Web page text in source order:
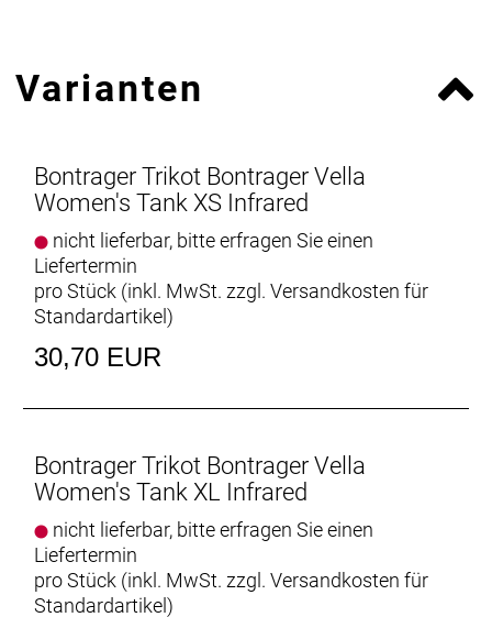
Varianten
Bontrager Trikot Bontrager Vella
Women's Tank XS Infrared
nicht lieferbar, bitte erfragen Sie einen
Liefertermin
pro Stück (inkl. MwSt. zzgl. Versandkosten für
Standardartikel)
30,70 EUR
Bontrager Trikot Bontrager Vella
Women's Tank XL Infrared
nicht lieferbar, bitte erfragen Sie einen
Liefertermin
pro Stück (inkl. MwSt. zzgl. Versandkosten für
Standardartikel)